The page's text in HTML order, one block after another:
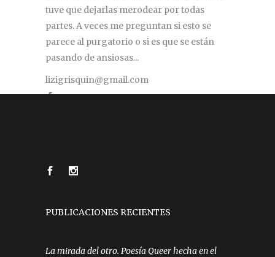
tuve que dejarlas merodear por todas
partes. A veces me preguntan si esto se
parece al purgatorio o si es que se están
pasando de ansiosas...
lizigrisquin@gmail.com
PUBLICACIONES RECIENTES
La mirada del otro. Poesía Queer hecha en el